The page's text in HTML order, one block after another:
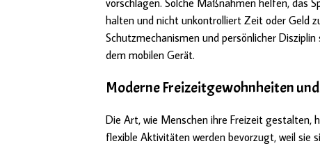
halten und nicht unkontrolliert Zeit oder Geld
Schutzmechanismen und persönlicher
dem mobilen Gerät.
Moderne Freizeitgewohnheiten
Die Art, wie Menschen ihre Freizeit gestalten,
flexible Aktivitäten werden bevorzugt, weil sie